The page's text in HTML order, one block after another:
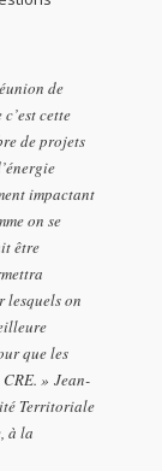
de
cette
de projets
impactant
on se
être
lesquels on
que les
» Jean-
Territoriale
à la